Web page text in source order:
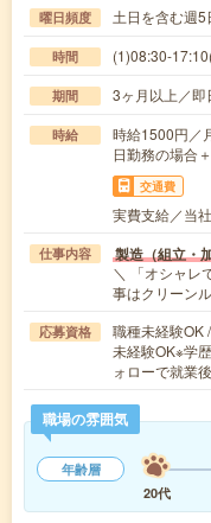
曜日頻度 土日を含む週5
時間 (1)08:30-
期間 3ヶ月以上／即
時給
時給1500円／
日勤務の場合
交通費
実費支給／当
仕事内容 製造（組立・
＼ 「オシャレ
事はクリーン
応募資格
職種未経験OK
未経験OK※学
ォローで就業
職場の雰囲気
年齢層
20代